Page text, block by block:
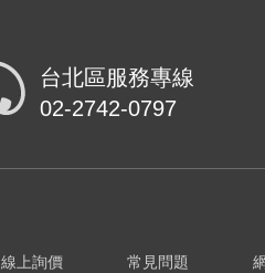
台北區服務專線
02-2742-0797
線上詢價
常見問題